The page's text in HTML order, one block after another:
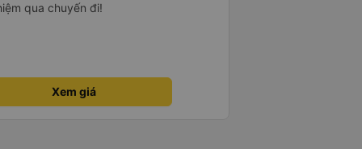
qua chuyến đi!
Xem giá